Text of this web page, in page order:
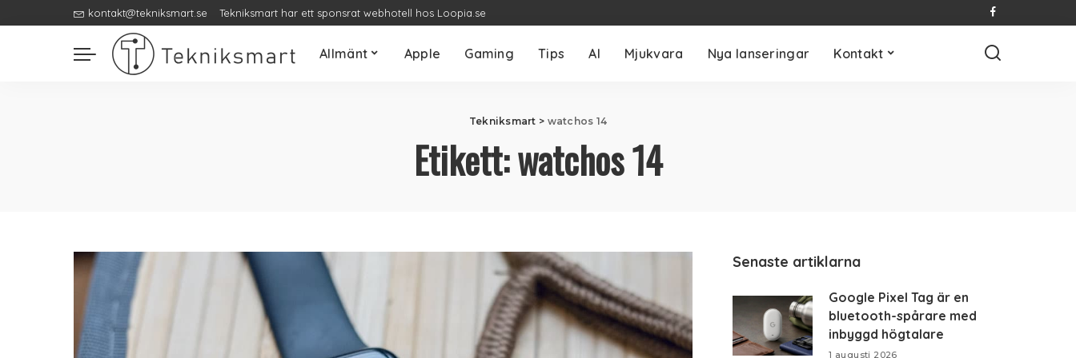
kontakt@tekniksmart.se Tekniksmart har ett sponsrat webhotell hos Loopia.se
Allmänt Apple Gaming Tips AI Mjukvara Nya lanseringar Kontakt
Tekniksmart > watchos 14
Etikett:watchos 14
Senaste artiklarna
Google Pixel Tag är en
bluetooth-spårare med
inbyggd högtalare
1 augusti 2026